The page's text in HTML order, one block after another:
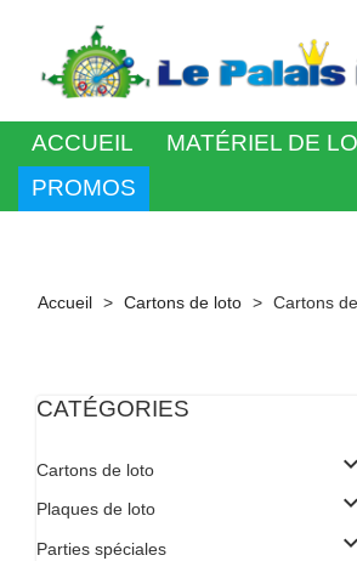
ACCUEIL MATÉRIEL DE
PROMOS
Accueil Cartons de loto Cartons
CATÉGORIES
Cartons de loto expand_more
Plaques de loto expand_more
Parties spéciales expand_more